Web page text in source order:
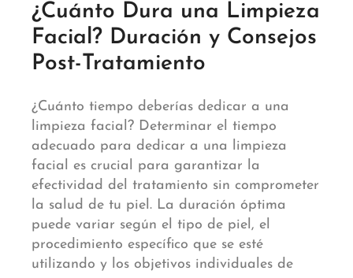
¿Cuánto Dura una Limpieza
Facial? Duración y Consejos
Post-Tratamiento
¿Cuánto tiempo deberías dedicar a una
limpieza facial? Determinar el tiempo
adecuado para dedicar a una limpieza
facial es crucial para garantizar la
efectividad del tratamiento sin comprometer
la salud de tu piel. La duración óptima
puede variar según el tipo de piel, el
procedimiento específico que se esté
utilizando y los objetivos individuales de